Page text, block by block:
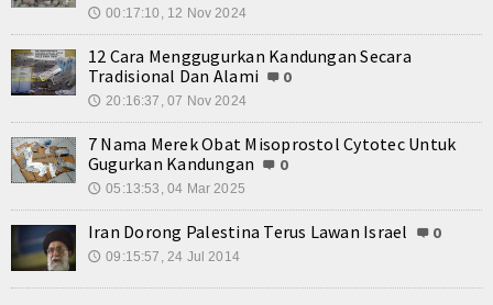
🕔 00:17:10, 12 Nov 2024
12 Cara Menggugurkan Kandungan Secara
Tradisional Dan Alami
0
🕔 20:16:37, 07 Nov 2024
7 Nama Merek Obat Misoprostol Cytotec Untuk
Gugurkan Kandungan
0
🕔 05:13:53, 04 Mar 2025
Iran Dorong Palestina Terus Lawan Israel 0
🕔 09:15:57, 24 Jul 2014